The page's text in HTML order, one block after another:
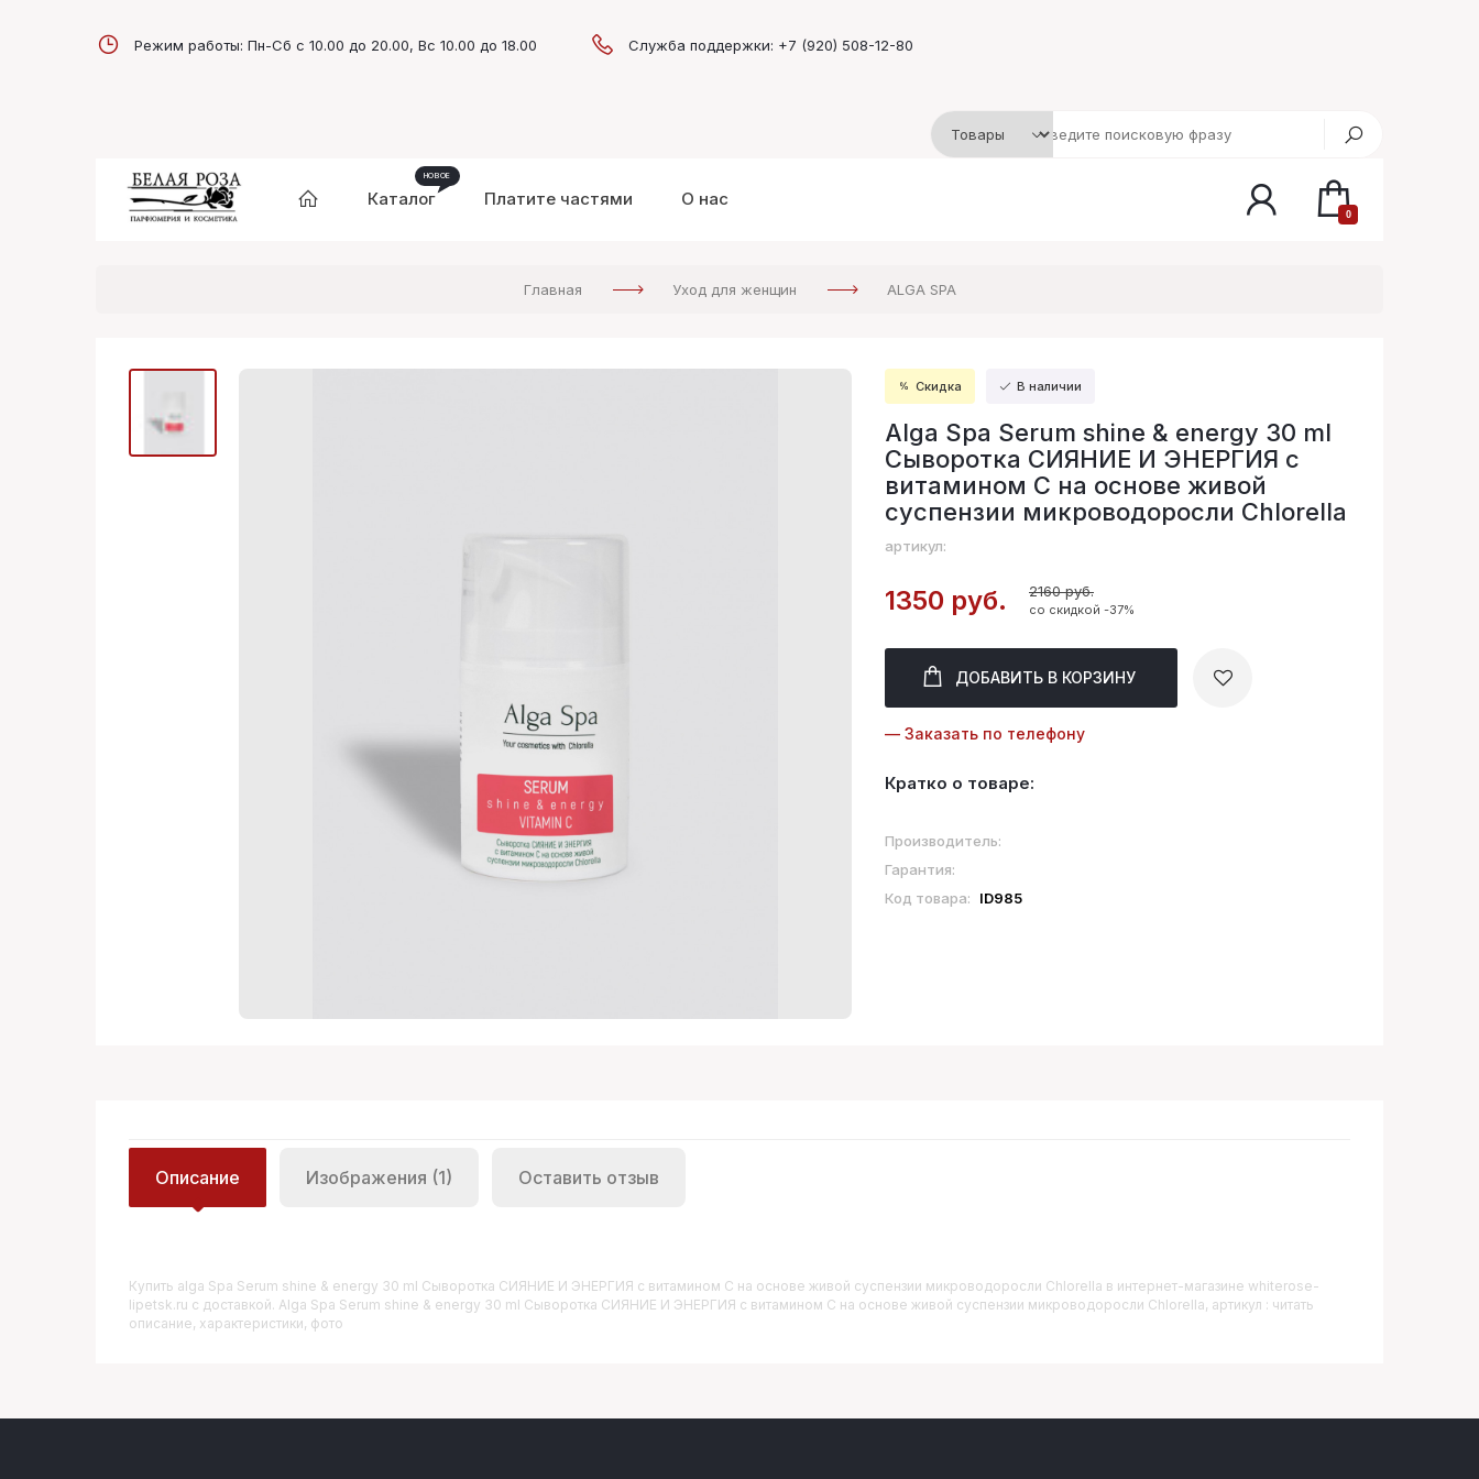
Режим работы: Пн-Сб с 10.00 до 20.00, Вс 10.00 до 18.00 Служба поддержки: +7 (920) 508-12-80
Каталог Платите частями О нас
0
Главная Уход для женщин ALGA SPA
Скидка В наличии
Alga Spa Serum shine & energy 30 ml
Сыворотка СИЯНИЕ И ЭНЕРГИЯ с
витамином С на основе живой
суспензии микроводоросли Chlorella
артикул:
1350 руб. 2160 руб.
со скидкой -37%
ДОБАВИТЬ В КОРЗИНУ
— Заказать по телефону
Кратко о товаре:
Производитель:
Гарантия:
Код товара:
ID985
Описание Изображения (1) Оставить отзыв
Купить Alga Spa Serum shine & energy 30 ml Сыворотка СИЯНИЕ И ЭНЕРГИЯ с витамином С на основе живой суспензии микроводоросли Chlorella в интернет-магазине whiterose-
lipetsk.ru с доставкой. Alga Spa Serum shine & energy 30 ml Сыворотка СИЯНИЕ И ЭНЕРГИЯ с витамином С на основе живой суспензии микроводоросли Chlorella, артикул : читать
описание, характеристики, фото